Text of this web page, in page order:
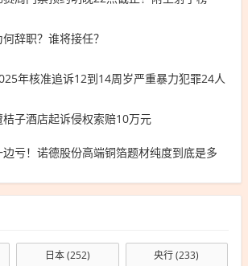
辞职？谁将接任？
年核准追诉12到14周岁严重暴力犯罪24人
子酒店起诉侵权索赔10万元
亏！诺德股份高端铜箔题材纯度到底是多
日本(252) 央行(233)